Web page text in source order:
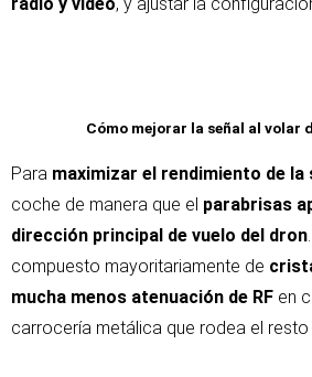
Cómo mejorar la señal al volar
Para maximizar el rendimiento de la
coche de manera que el parabrisas
dirección principal de vuelo del dron
compuesto mayoritariamente de
mucha menos atenuación de RF en
carrocería metálica que rodea el resto